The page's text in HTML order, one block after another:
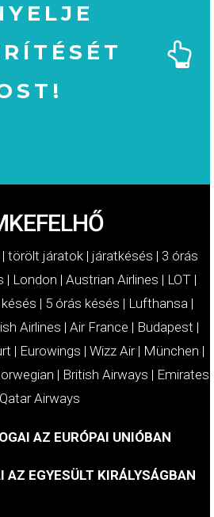
| törölt járatok | járatkésés | 3 órás
| London | Austrian Airlines | LOT|
| 5 órás késés | Lufthansa|
Airlines | Air France | Budapest |
| Eurowings | Wizz Air| München |
| British Airways | Emirates
Qatar Airways
AZ EURÓPAI UNIÓBAN
AZ EGYESÜLT KIRÁLYSÁGBAN